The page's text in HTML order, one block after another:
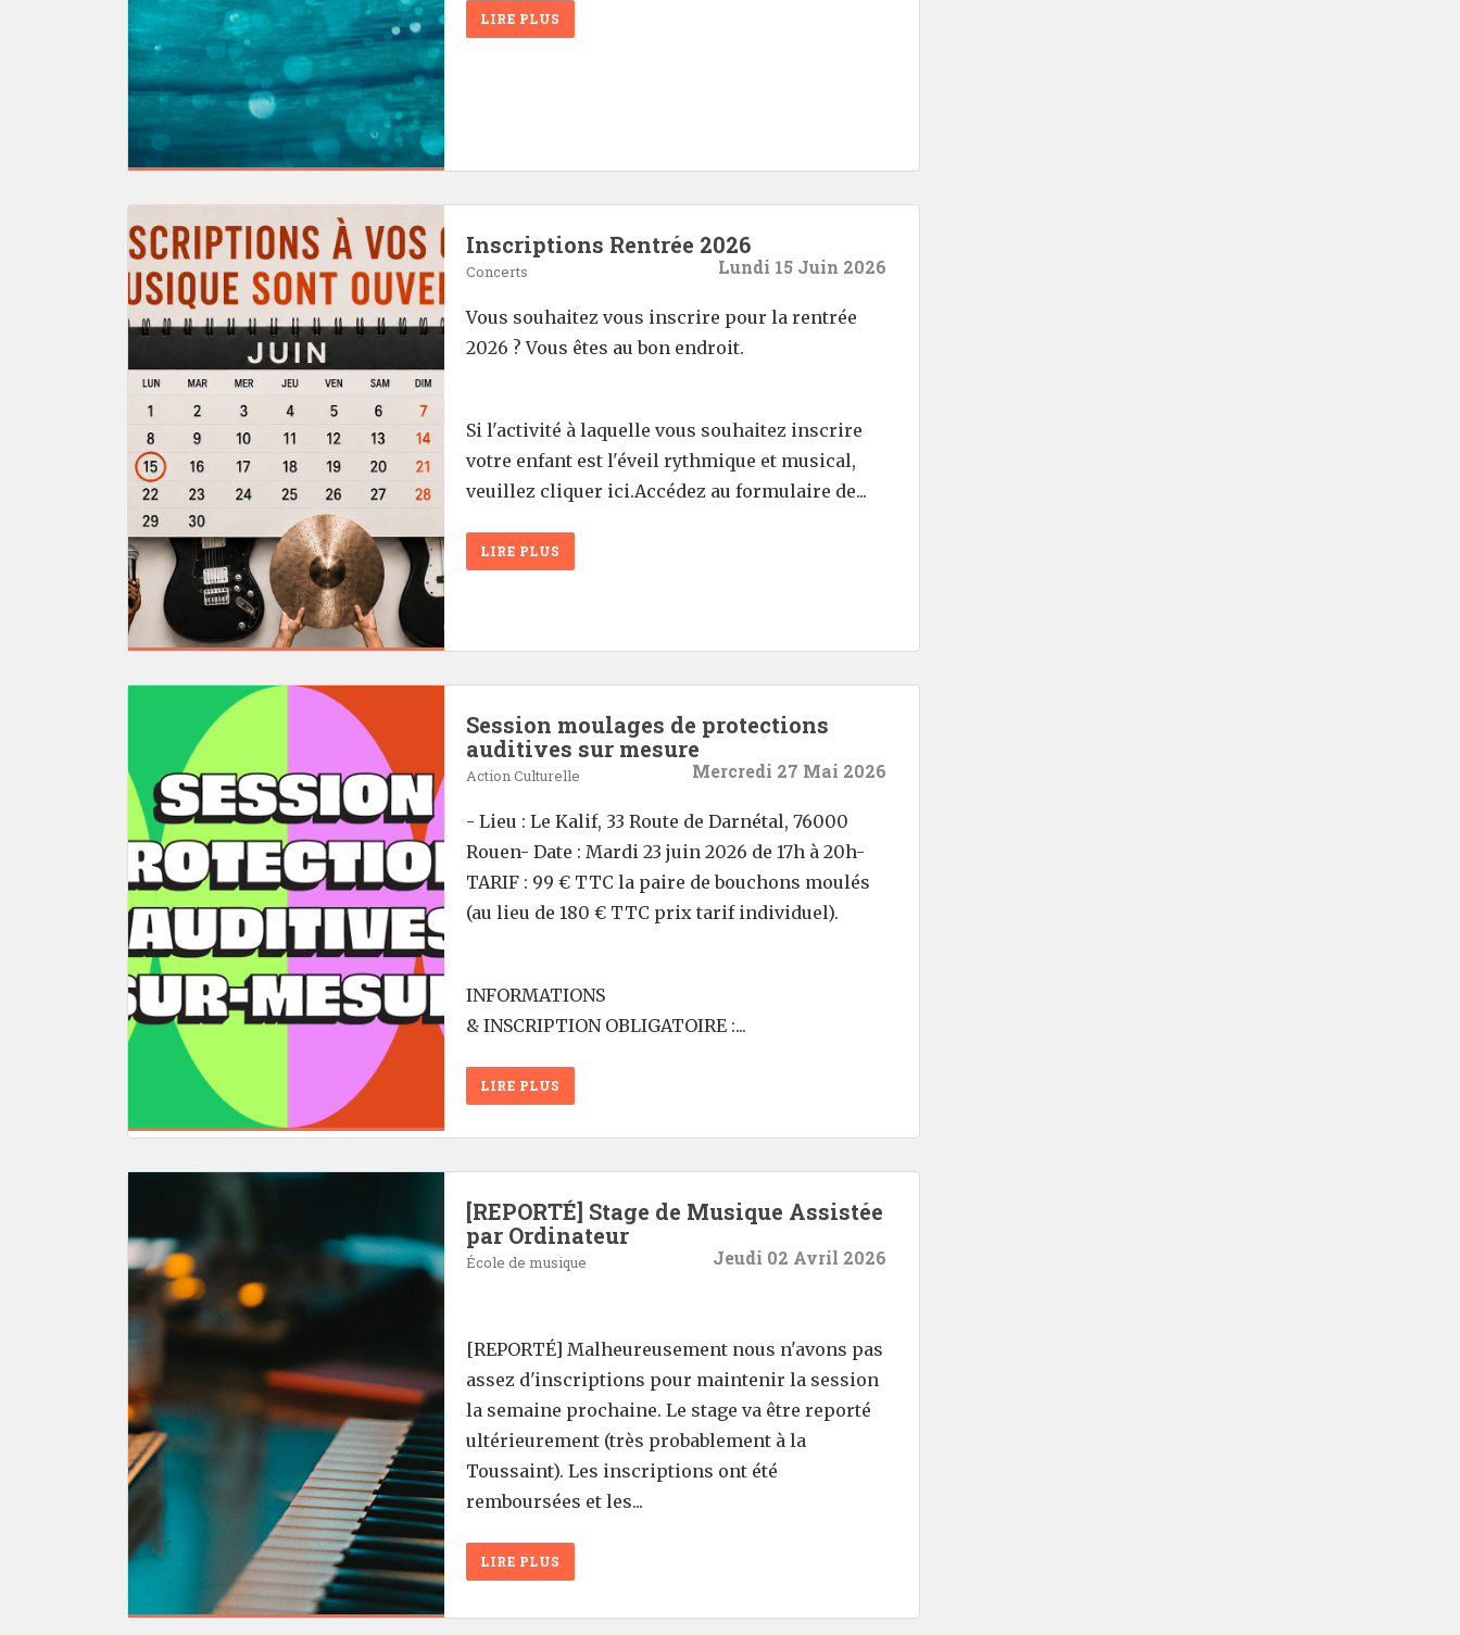
LIRE PLUS
Inscriptions Rentrée 2026
Concerts Lundi 15 Juin 2026
Vous souhaitez vous inscrire pour la rentrée
2026 ? Vous êtes au bon endroit.
Si l'activité à laquelle vous souhaitez inscrire
votre enfant est l'éveil rythmique et musical,
veuillez cliquer ici.Accédez au formulaire de...
LIRE PLUS
Session moulages de protections
auditives sur mesure
Action Culturelle Mercredi 27 Mai 2026
- Lieu : Le Kalif, 33 Route de Darnétal, 76000
Rouen- Date : Mardi 23 juin 2026 de 17h à 20h-
TARIF : 99 € TTC la paire de bouchons moulés
(au lieu de 180 € TTC prix tarif individuel).
INFORMATIONS
& INSCRIPTION OBLIGATOIRE :...
LIRE PLUS
[REPORTÉ] Stage de Musique Assistée
par Ordinateur
École de musique Jeudi 02 Avril 2026
[REPORTÉ] Malheureusement nous n'avons pas
assez d'inscriptions pour maintenir la session
la semaine prochaine. Le stage va être reporté
ultérieurement (très probablement à la
Toussaint). Les inscriptions ont été
remboursées et les...
LIRE PLUS